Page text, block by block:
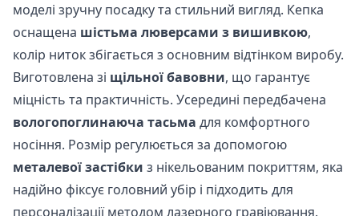
моделі зручну посадку та стильний вигляд. Кепка
оснащена шістьма люверсами з вишивкою,
колір ниток збігається з основним відтінком виробу.
Виготовлена зі щільної бавовни, що гарантує
міцність та практичність. Усередині передбачена
вологопоглинаюча тасьма для комфортного
носіння. Розмір регулюється за допомогою
металевої застібки з нікельованим покриттям, яка
надійно фіксує головний убір і підходить для
персоналізації методом лазерного гравіювання.